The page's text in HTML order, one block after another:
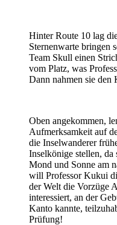
Hinter Route 10 lag
Sternenwarte bringen
Team Skull einen
vom Platz, was
Dann nahmen sie den
Oben angekommen,
Aufmerksamkeit auf
die Inselwanderer
Inselkönige stellen, da
Mond und Sonne am
will Professor Kukui
der Welt die Vorzüge
interessiert, an der
Kanto kannte,
Prüfung!